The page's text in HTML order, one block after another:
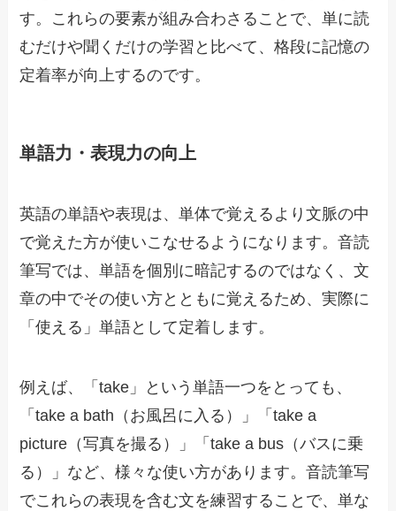
す。これらの要素が組み合わさることで、単に読
むだけや聞くだけの学習と比べて、格段に記憶の
定着率が向上するのです。
単語力・表現力の向上
英語の単語や表現は、単体で覚えるより文脈の中
で覚えた方が使いこなせるようになります。音読
筆写では、単語を個別に暗記するのではなく、文
章の中でその使い方とともに覚えるため、実際に
「使える」単語として定着します。
例えば、「take」という単語一つをとっても、
「take a bath（お風呂に入る）」「take a
picture（写真を撮る）」「take a bus（バスに乗
る）」など、様々な使い方があります。音読筆写
でこれらの表現を含む文を練習することで、単な